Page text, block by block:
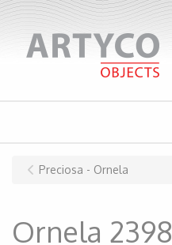
Preciosa - Ornela
Ornela 2398